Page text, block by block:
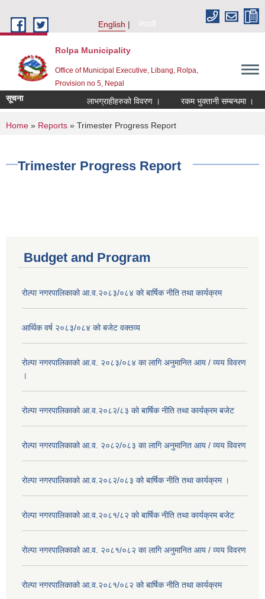
English
नेपाली
Rolpa Municipality
Office of Municipal Executive, Libang, Rolpa,
Provision no 5, Nepal
सूचना लाभग्राहीहरुको विवरण । रकम भुक्तानी सम्बन्धमा ।
You are here
Home » Reports » Trimester Progress Report
Trimester Progress Report
Budget and Program
रोल्पा नगरपालिकाको आ.व.२०८३/०८४ को बार्षिक नीति तथा कार्यक्रम
आर्थिक वर्ष २०८३/०८४ को बजेट वक्तव्य
रोल्पा नगरपालिकाको आ.व. २०८३/०८४ का लागि अनुमानित आय / व्यय विवरण
।
रोल्पा नगरपालिकाको आ.व.२०८२/८३ को बार्षिक नीति तथा कार्यक्रम बजेट
रोल्पा नगरपालिकाको आ.व. २०८२/०८३ का लागि अनुमानित आय / व्यय विवरण
रोल्पा नगरपालिकाको आ.व.२०८२/०८३ को बार्षिक नीति तथा कार्यक्रम ।
रोल्पा नगरपालिकाको आ.व.२०८१/८२ को बार्षिक नीति तथा कार्यक्रम बजेट
रोल्पा नगरपालिकाको आ.व. २०८१/०८२ का लागि अनुमानित आय / व्यय विवरण
रोल्पा नगरपालिकाको आ.व.२०८१/०८२ को बार्षिक नीति तथा कार्यक्रम